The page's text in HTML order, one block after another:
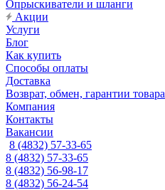
Опрыскиватели и шланги
Акции
Услуги
Блог
Как купить
Способы оплаты
Доставка
Возврат, обмен, гарантии товара
Компания
Контакты
Вакансии
8 (4832) 57-33-65
8 (4832) 57-33-65
8 (4832) 56-98-17
8 (4832) 56-24-54